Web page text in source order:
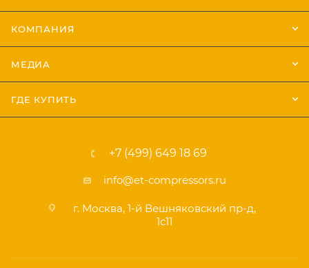
КОМПАНИЯ
МЕДИА
ГДЕ КУПИТЬ
+7 (499) 649 18 69
info@et-compressors.ru
г. Москва, 1-й Вешняковский пр-д,
1с11